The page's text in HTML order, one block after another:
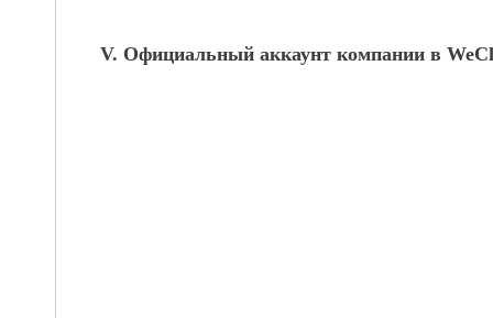
V. Официальный аккаунт компании в